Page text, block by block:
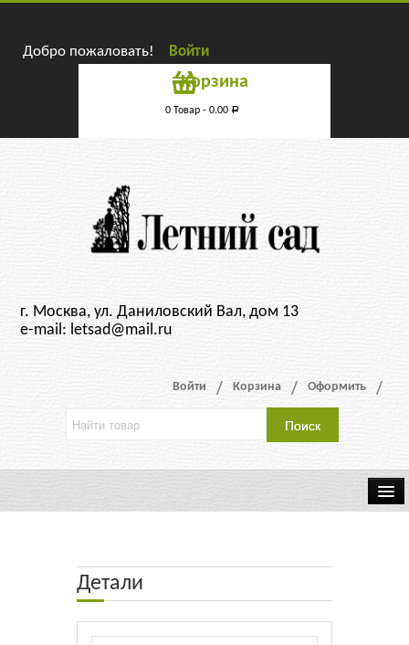
Добро пожаловать! Войти
Корзина
0 Товар - 0.00 Р
г. Москва, ул. Даниловский Вал, дом 13
e-mail: letsad@mail.ru
Войти Корзина Оформить
Контакты
Детали